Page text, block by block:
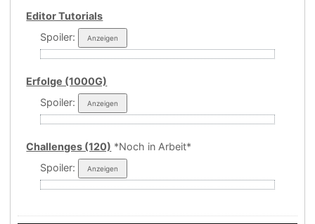
Editor Tutorials
Spoiler:
Erfolge (1000G)
Spoiler:
Challenges (120) *Noch in Arbeit*
Spoiler: